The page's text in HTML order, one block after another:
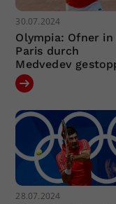
30.07.2024
Olympia: Ofner in
Paris durch
Medvedev
28.07.2024